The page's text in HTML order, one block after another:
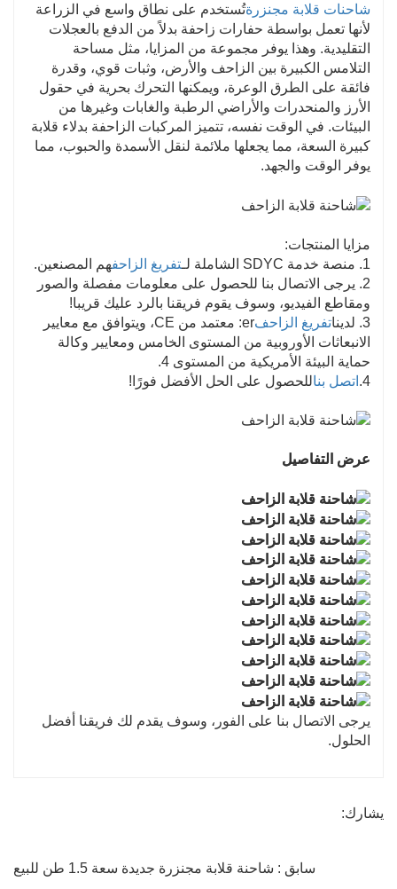
الدوران، مما يجعله مناسبًا للعمل في المساحات
الضيقة.
٤. التكيف مع جميع التضاريس: يتميز المسار، المجهز
بمسارات مطاطية خاصة، بمساحة تلامس واسعة،
مما يُوزع ضغط المركبة على الأرض ويقلل من
أضرارها. يتحمل بسهولة مختلف ظروف الطرق
المعقدة والوعرة، مثل المزارع والمستنقعات والحقول
الموحلة والطرق الجبلية الوعرة والمراعي والصحاري
والجليد والثلج، وهو مثالي للعمل في البيئات الصعبة،
مثل الجبال وحقول الأرز.
5. وظيفة التفريغ الذاتي: مجهزة بنظام التفريغ الذاتي
الهيدروليكي، يمكن قلب هيكل السيارة بواسطة صمام
يدوي لتفريغ البضائع بسرعة، مما يوفر القوى العاملة
ويحسن كفاءة العمل.
شاحنات قلابة مجنزرةتُستخدم على نطاق واسع في الزراعة
لأنها تعمل بواسطة حفارات زاحفة بدلاً من الدفع بالعجلات
التقليدية. وهذا يوفر مجموعة من المزايا، مثل مساحة
التلامس الكبيرة بين الزاحف والأرض، وثبات قوي، وقدرة
فائقة على الطرق الوعرة، ويمكنها التحرك بحرية في حقول
الأرز والمنحدرات والأراضي الرطبة والغابات وغيرها من
البيئات. في الوقت نفسه، تتميز المركبات الزاحفة بدلاء قلابة
كبيرة السعة، مما يجعلها ملائمة لنقل الأسمدة والحبوب، مما
يوفر الوقت والجهد.
مزايا المنتجات:
1. منصة خدمة SDYC الشاملة لـ
تفريغ الزاحفهم المصنعين.
2. يرجى الاتصال بنا للحصول على معلومات مفصلة والصور
ومقاطع الفيديو، وسوف يقوم فريقنا بالرد عليك قريبا!
3. لدينا
تفريغ الزاحف
er: معتمد من CE، ويتوافق مع معايير
الانبعاثات الأوروبية من المستوى الخامس ومعايير وكالة
حماية البيئة الأمريكية من المستوى 4.
4. اتصل بناللحصول على الحل الأفضل فورًا!
عرض التفاصيل
يرجى الاتصال بنا على الفور، وسوف يقدم لك فريقنا أفضل
الحلول.
يشارك:
سابق : شاحنة قلابة مجنزرة جديدة سعة 1.5 طن للبيع